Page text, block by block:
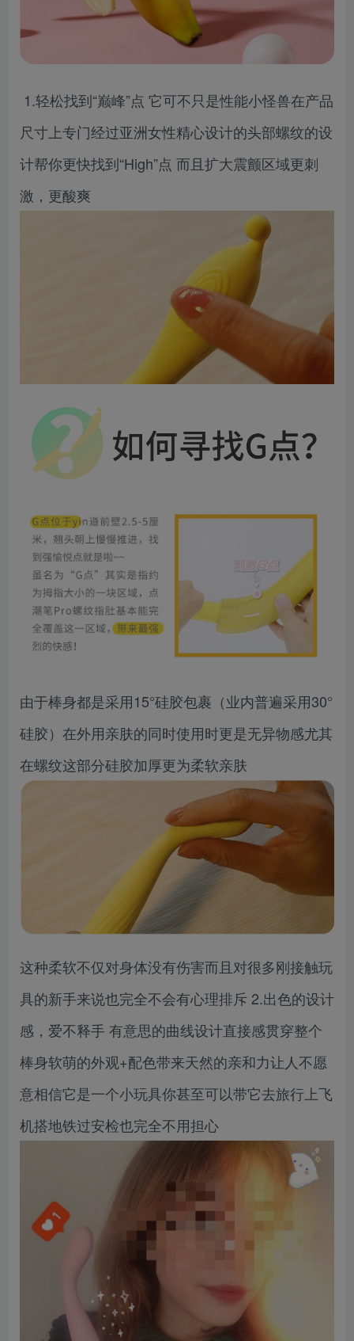
1.轻松找到“巅峰”点 它可不只是性能小怪兽在产品
尺寸上专门经过亚洲女性精心设计的头部螺纹的设
计帮你更快找到“High”点 而且扩大震颤区域更刺
激，更酸爽
由于棒身都是采用15°硅胶包裹（业内普遍采用30°
硅胶）在外用亲肤的同时使用时更是无异物感尤其
在螺纹这部分硅胶加厚更为柔软亲肤
这种柔软不仅对身体没有伤害而且对很多刚接触玩
具的新手来说也完全不会有心理排斥 2.出色的设计
感，爱不释手 有意思的曲线设计直接感贯穿整个
棒身软萌的外观+配色带来天然的亲和力让人不愿
意相信它是一个小玩具你甚至可以带它去旅行上飞
机搭地铁过安检也完全不用担心